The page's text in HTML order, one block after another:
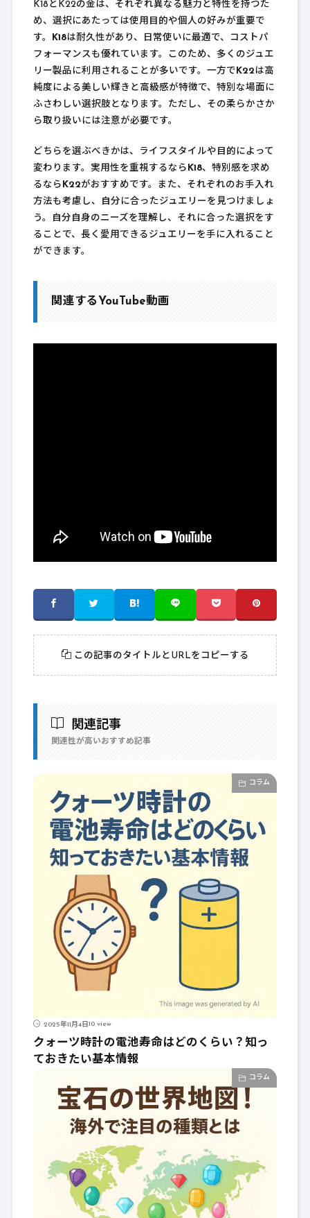
K18とK22の金は、それぞれ異なる魅力と特性を持つた
め、選択にあたっては使用目的や個人の好みが重要で
す。
K18は耐久性があり、日常使いに最適で、コストパ
フォーマンスも優れています。このため、多くのジュエ
リー製品に利用されることが多いです。一方で K22は高
純度による美しい輝きと高級感が特徴で、特別な場面に
ふさわしい選択肢となります。ただし、その柔らかさか
ら取り扱いには注意が必要です。
どちらを選ぶべきかは、ライフスタイルや目的によって
変わります。実用性を重視するなら K18、特別感を求め
るなら K22がおすすめです。また、それぞれのお手入れ
方法も考慮し、自分に合ったジュエリーを見つけましょ
う。自分自身のニーズを理解し、それに合った選択をす
ることで、長く愛用できるジュエリーを手に入れること
ができます。
関連するYouTube動画
この記事のタイトルとURLをコピーする
関連記事
関連性が高いおすすめ記事
コラム
2025年11月4日10 view
クォーツ時計の電池寿命はどのくらい？知っ
ておきたい基本情報
コラム